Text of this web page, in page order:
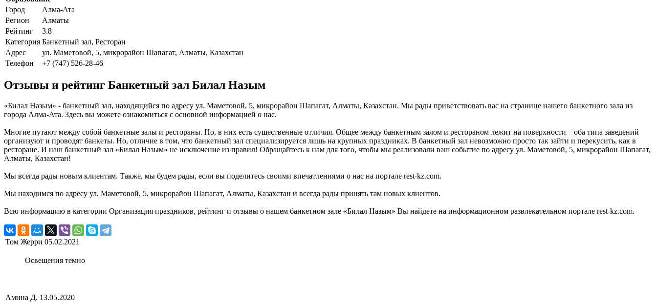
Город
Алма-Ата
Регион
Алматы
Рейтинг
3.8
Категория Банкетный зал, Ресторан
Адрес
ул. Маметовой, 5, микрорайон Шапагат, Алматы, Казахстан
Телефон
+7 (747) 526-28-46
Отзывы и рейтинг Банкетный зал Билал Назым
«Билал Назым» - банкетный зал, находящийся по адресу ул. Маметовой, 5, микрорайон Шапагат, Алматы, Казахстан. Мы рады приветствовать вас на странице нашего банкетного зала из
города Алма-Ата. Здесь вы можете ознакомиться с основной информацией о нас.
Многие путают между собой банкетные залы и рестораны. Но, в них есть существенные отличия. Общее между банкетным залом и рестораном лежит на поверхности – оба типа заведений
организуют и проводят банкеты. Но, отличие в том, что банкетный зал специализируется лишь на крупных праздниках. В банкетный зал невозможно просто так зайти и перекусить, как в
ресторане. И наш банкетный зал «Билал Назым» не исключение из правил! Обращайтесь к нам для того, чтобы мы реализовали ваш событие по адресу ул. Маметовой, 5, микрорайон Шапагат,
Алматы, Казахстан!
Мы всегда рады новым клиентам. Также, мы будем рады, если вы поделитесь своими впечатлениями о нас на портале rest-kz.com.
Мы находимся по адресу ул. Маметовой, 5, микрорайон Шапагат, Алматы, Казахстан и всегда рады принять там новых клиентов.
Всю информацию в категории Организация праздников, рейтинг и отзывы о нашем банкетном зале «Билал Назым» Вы найдете на информационном развлекательном портале rest-kz.com.
Том Жерри 05.02.2021
Освещения темно
Амина Д. 13.05.2020